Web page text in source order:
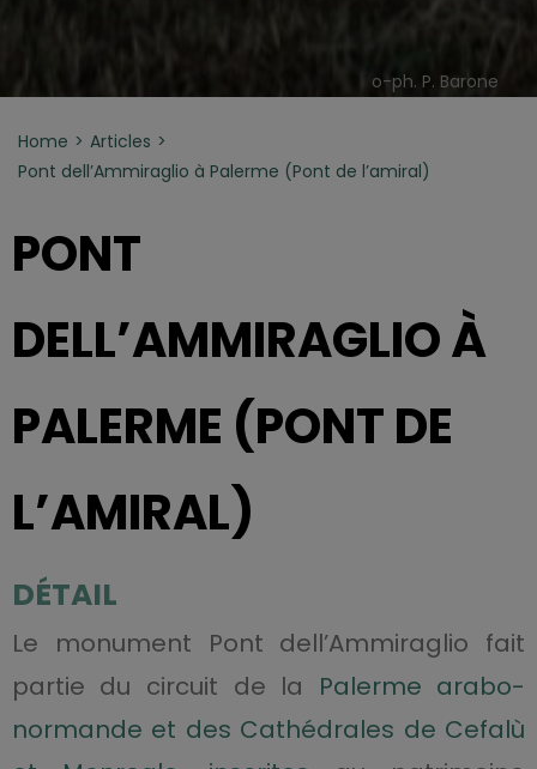
o-ph. P. Barone
Home
Articles
Pont dell’Ammiraglio à Palerme (Pont de l’amiral)
PONT
DELL’AMMIRAGLIO À
PALERME (PONT DE
L’AMIRAL)
DÉTAIL
Le monument Pont dell’Ammiraglio fait
partie du circuit de la Palerme arabo-
normande et des Cathédrales de Cefalù